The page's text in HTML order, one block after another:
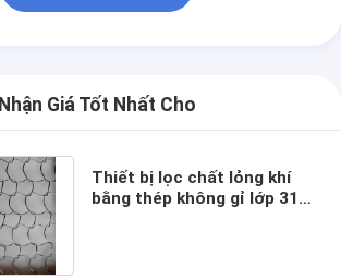
Nhận Giá Tốt Nhất Cho
Thiết bị lọc chất lỏng khí
bằng thép không gỉ lớp 316